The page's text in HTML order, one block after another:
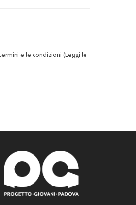
e le condizioni (Leggi le